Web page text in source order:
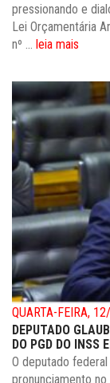
pressionando e
Lei Orçamentária
nº ... leia mais
QUARTA-FEIRA,
DEPUTADO
DO PGD DO INSS
O deputado
pronunciamento